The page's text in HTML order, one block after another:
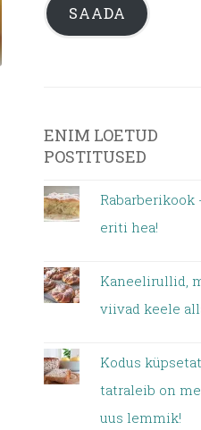
SAADA
ENIM LOETUD
POSTITUSED
Rabarberikook
eriti hea!
Kaneelirullid,
viivad keele
Kodus
tatraleib on
uus lemmik!